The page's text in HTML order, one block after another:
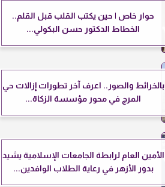
حوار خاص | حين يكتب القلب قبل القلم..
الخطاط الدكتور حسن البكولي...
بالخرائط والصور.. اعرف آخر تطورات إزالات حي
المرج في محور مؤسسة الزكاة...
الأمين العام لرابطة الجامعات الإسلامية يشيد
بدور الأزهر في رعاية الطلاب الوافدين...